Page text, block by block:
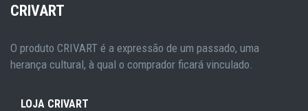
CRIVART
O produto CRIVART é a expressão de um passado, uma
herança cultural, à qual o comprador ficará vinculado.
LOJA CRIVART